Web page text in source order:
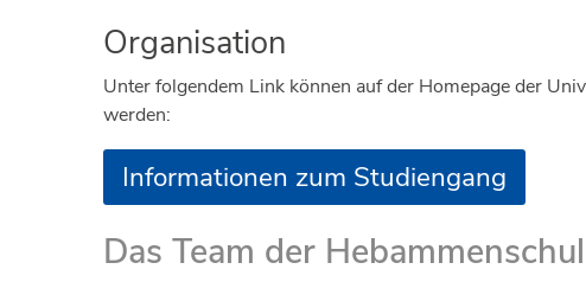
Organisation
Unter folgendem Link können auf der Homepage der
werden:
Informationen zum Studiengang
Das Team der